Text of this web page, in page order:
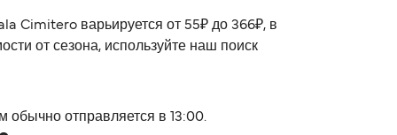
Cimitero варьируется от 55₽ до 366₽, в
от сезона, используйте наш поиск
отправляется в 13:00.